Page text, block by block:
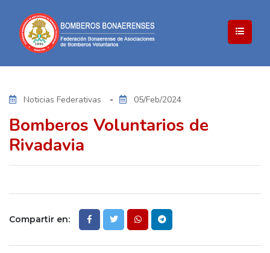
Noticias Federativas 05/Feb/2024
Bomberos Voluntarios de
Rivadavia
Compartir en: